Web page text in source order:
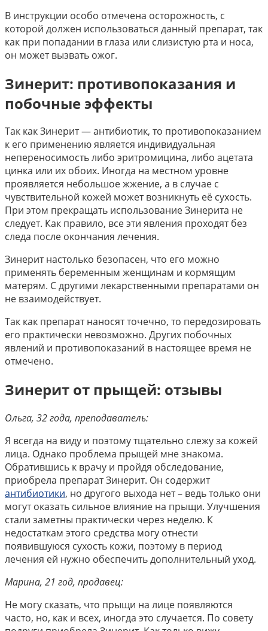
В инструкции особо отмечена осторожность, с
которой должен использоваться данный препарат, так
как при попадании в глаза или слизистую рта и носа,
он может вызвать ожог.
Зинерит: противопоказания и
побочные эффекты
Так как Зинерит — антибиотик, то противопоказанием
к его применению является индивидуальная
непереносимость либо эритромицина, либо ацетата
цинка или их обоих. Иногда на местном уровне
проявляется небольшое жжение, а в случае с
чувствительной кожей может возникнуть её сухость.
При этом прекращать использование Зинерита не
следует. Как правило, все эти явления проходят без
следа после окончания лечения.
Зинерит настолько безопасен, что его можно
применять беременным женщинам и кормящим
матерям. С другими лекарственными препаратами он
не взаимодействует.
Так как препарат наносят точечно, то передозировать
его практически невозможно. Других побочных
явлений и противопоказаний в настоящее время не
отмечено.
Зинерит от прыщей: отзывы
Ольга, 32 года, преподаватель:
Я всегда на виду и поэтому тщательно слежу за кожей
лица. Однако проблема прыщей мне знакома.
Обратившись к врачу и пройдя обследование,
приобрела препарат Зинерит. Он содержит
антибиотики, но другого выхода нет – ведь только они
могут оказать сильное влияние на прыщи. Улучшения
стали заметны практически через неделю. К
недостаткам этого средства могу отнести
появившуюся сухость кожи, поэтому в период
лечения ей нужно обеспечить дополнительный уход.
Марина, 21 год, продавец:
Не могу сказать, что прыщи на лице появляются
часто, но, как и всех, иногда это случается. По совету